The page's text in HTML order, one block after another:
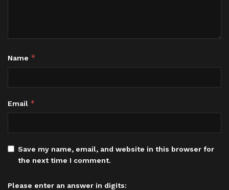
Name *
Email *
Save my name, email, and website in this browser for
the next time I comment.
Please enter an answer in digits: